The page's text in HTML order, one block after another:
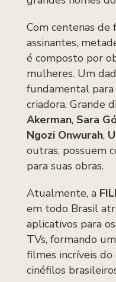
Com centenas de
assinantes,
é composto por
mulheres. Um
fundamental
criadora. Grande
Akerman, Sara
Ngozi Onwurah,
outras, possuem
para suas obras.
Atualmente, a
em todo Brasil
aplicativos para
TVs, formando
filmes incríveis
cinéfilos